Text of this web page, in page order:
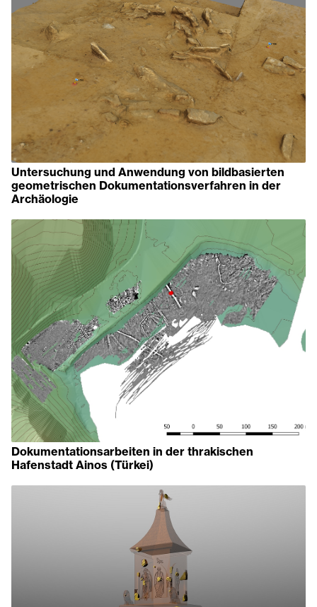
Untersuchung und Anwendung von bildbasierten
geometrischen Dokumentationsverfahren in der
Archäologie
Dokumentationsarbeiten in der thrakischen
Hafenstadt Ainos (Türkei)